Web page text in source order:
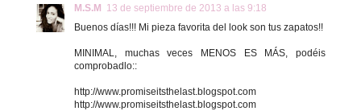
M.S.M
13 de septiembre de 2013 a las 9:18
Buenos días!!! Mi pieza favorita del look son tus zapatos!!
MINIMAL, muchas veces MENOS ES MÁS, podéis
comprobadlo::
http://www.promiseitsthelast.blogspot.com
http://www.promiseitsthelast.blogspot.com